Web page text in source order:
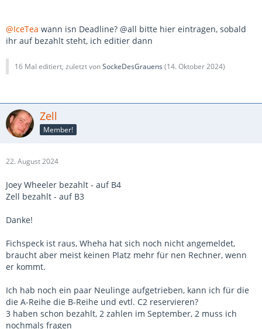
@IceTea wann isn Deadline? @all bitte hier eintragen, sobald
ihr auf bezahlt steht, ich editier dann
16 Mal editiert, zuletzt vonSockeDesGrauens (14. Oktober 2024)
Zell
Member!
22. August 2024
Joey Wheeler bezahlt - auf B4
Zell bezahlt - auf B3
Danke!
Fichspeck ist raus, Wheha hat sich noch nicht angemeldet,
braucht aber meist keinen Platz mehr für nen Rechner, wenn
er kommt.
Ich hab noch ein paar Neulinge aufgetrieben, kann ich für die
die A-Reihe die B-Reihe und evtl. C2 reservieren?
3 haben schon bezahlt, 2 zahlen im September, 2 muss ich
nochmals fragen